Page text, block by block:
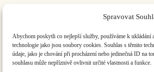
Spravovat
Abychom poskytli co nejlepší služby, používáme k ukládání
technologie jako jsou soubory cookies. Souhlas s těmito
údaje, jako je chování při procházení nebo jedinečná ID na
souhlasu může nepříznivě ovlivnit určité vlastnosti a funkce.